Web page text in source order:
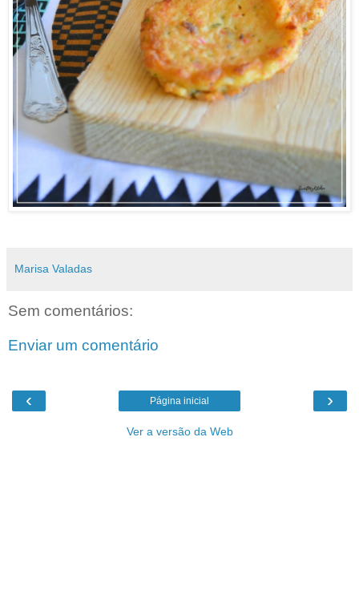
Marisa Valadas
Sem comentários:
Enviar um comentário
‹ ›
Página inicial
Ver a versão da Web